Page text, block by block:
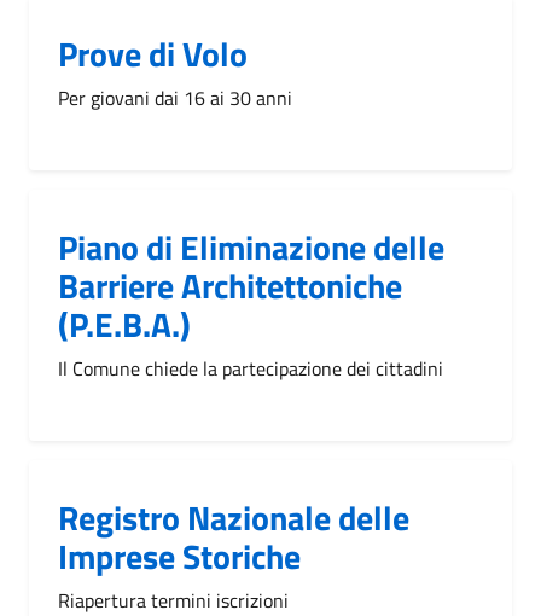
Prove di Volo
Per giovani dai 16 ai 30 anni
Piano di Eliminazione delle
Barriere Architettoniche
(P.E.B.A.)
Il Comune chiede la partecipazione dei cittadini
Registro Nazionale delle
Imprese Storiche
Riapertura termini iscrizioni